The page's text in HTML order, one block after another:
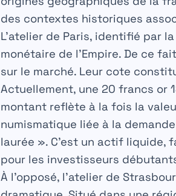
des contextes historiques
L’atelier de Paris, identifié par
monétaire de l’Empire. De ce
sur le marché. Leur cote
Actuellement, une 20 francs or
montant reflète à la fois la
numismatique liée à la
laurée ». C’est un actif liquide,
pour les investisseurs
À l’opposé, l’atelier de